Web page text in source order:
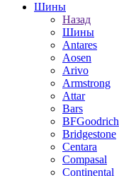
Шины
Назад
Шины
Antares
Aosen
Arivo
Armstrong
Attar
Bars
BFGoodrich
Bridgestone
Centara
Compasal
Continental